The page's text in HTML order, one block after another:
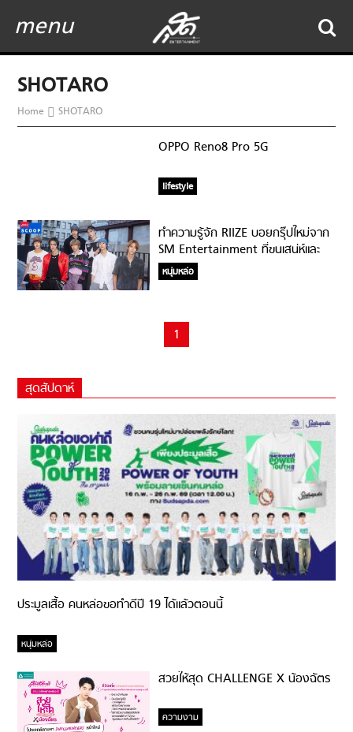
menu
SHOTARO
Home SHOTARO
OPPO Reno8 Pro 5G
lifestyle
ทำความรู้จัก RIIZE บอยกรุ๊ปใหม่จาก
SM Entertainment ที่ขนเสน่ห์และ
ความปังมาเต็ม
หนุ่มหล่อ
1
สุดสัปดาห์
ประมูลเสื้อ คนหล่อขอทำดีปี 19 ได้แล้วตอนนี้
หนุ่มหล่อ
สวยให้สุด CHALLENGE X น้องฉัตร
ความงาม